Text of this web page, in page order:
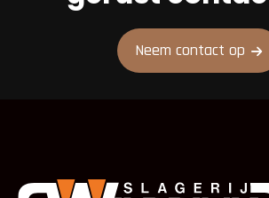
Neem contact op